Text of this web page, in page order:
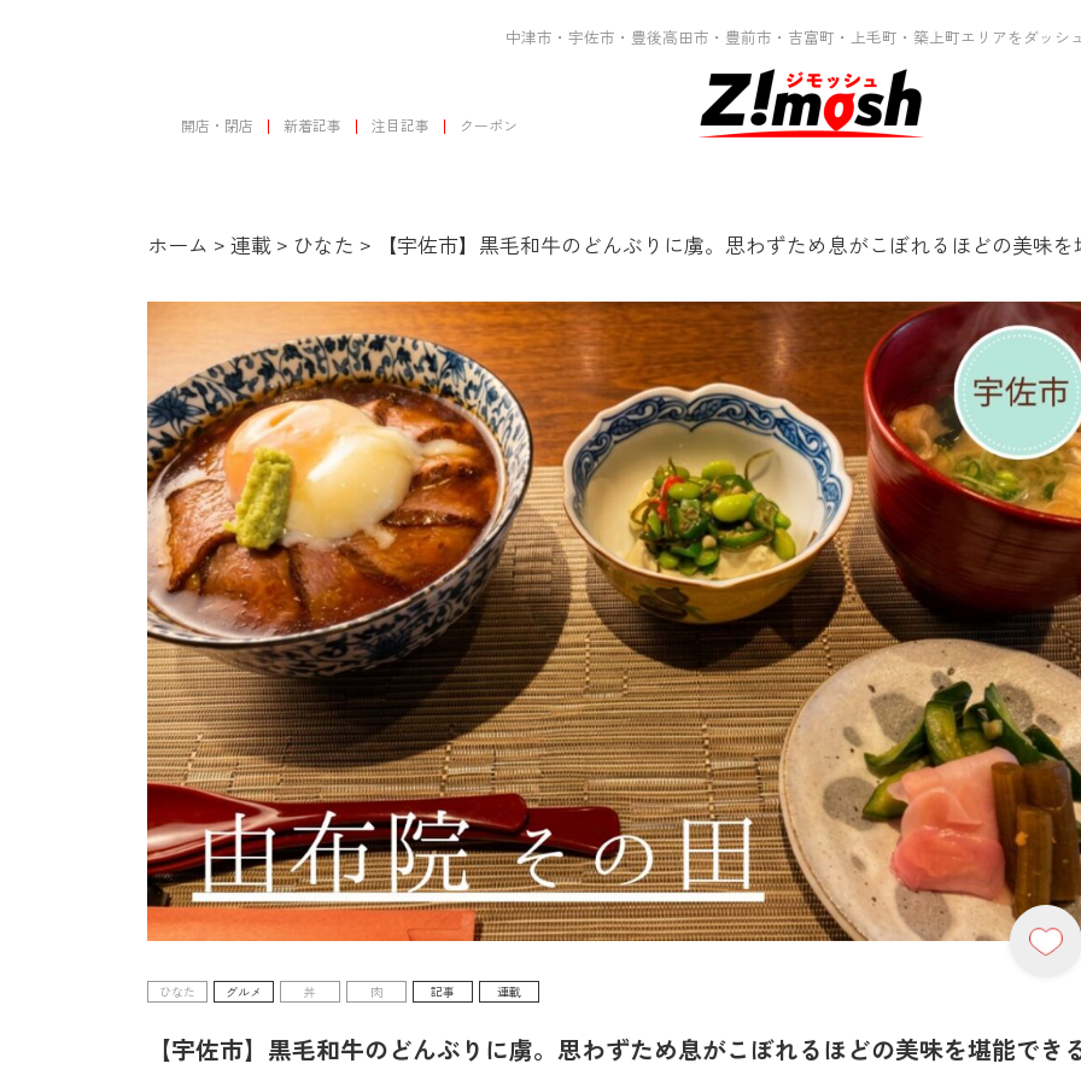
中津市・宇佐市・豊後高田市・豊前市・吉富町・上毛町・築上町エリアをダッシ
開店・閉店 新着記事 注目記事 クーポン
ホーム > 連載 > ひなた > 【宇佐市】黒毛和牛のどんぶりに虜。思わずため息がこぼれるほどの美味
ひなた グルメ 丼 肉 記事 連載
【宇佐市】黒毛和牛のどんぶりに虜。思わずため息がこぼれるほどの美味を堪能でき